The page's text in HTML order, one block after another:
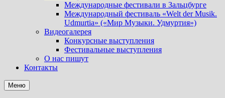
Международные фестивали в Зальцбурге
Международный фестиваль «Welt der Musik.
Udmurtia» («Мир Музыки. Удмуртия»)
Видеогалерея
Конкурсные выступления
Фестивальные выступления
О нас пишут
Контакты
Меню